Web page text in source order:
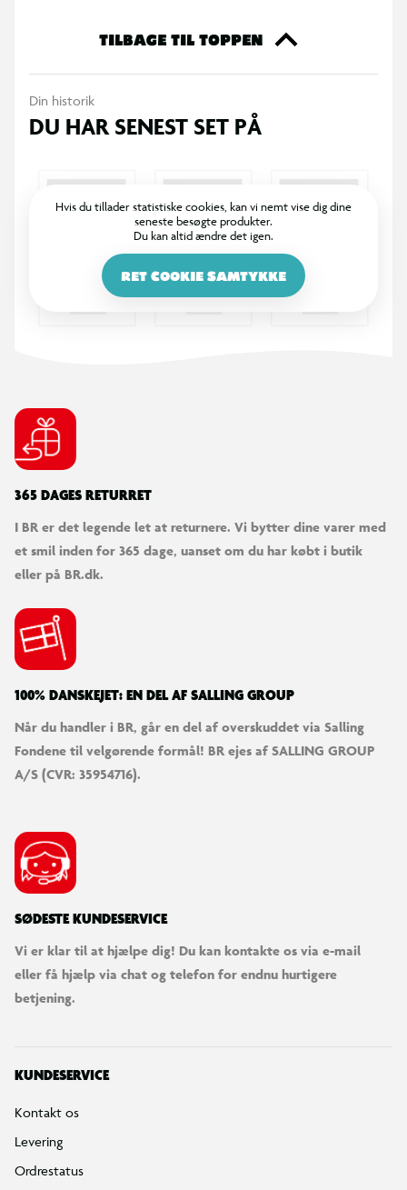
TILBAGE TIL TOPPEN
Din historik
DU HAR SENEST SET PÅ
Hvis du tillader statistiske cookies, kan vi nemt vise dig dine
seneste besøgte produkter.
Du kan altid ændre det igen.
RET COOKIE SAMTYKKE
365 DAGES RETURRET
I BR er det legende let at returnere. Vi bytter dine varer med
et smil inden for 365 dage, uanset om du har købt i butik
eller på BR.dk.
100% DANSKEJET: EN DEL AF SALLING GROUP
Når du handler i BR, går en del af overskuddet via Salling
Fondene til velgørende formål! BR ejes af SALLING GROUP
A/S (CVR: 35954716).
SØDESTE KUNDESERVICE
Vi er klar til at hjælpe dig! Du kan kontakte os via e-mail
eller få hjælp via chat og telefon for endnu hurtigere
betjening.
KUNDESERVICE
Kontakt os
Levering
Ordrestatus